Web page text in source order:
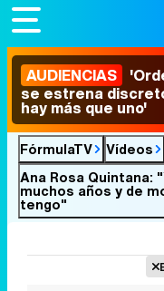
AUDIENCIAS
se estrena
hay más que uno'
FórmulaTV
Vídeos
Ana Rosa Quintana:
muchos años y de
tengo"